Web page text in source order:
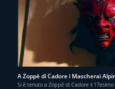
A Zoppè di Cadore i Mascherai
Si è tenuto a Zoppè di Cadore il 17esimo